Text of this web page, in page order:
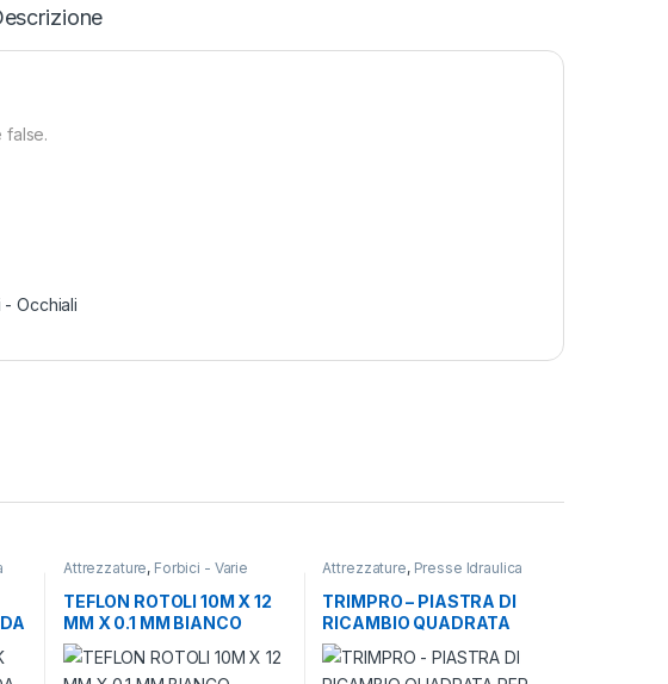
false.
Occhiali
Attrezzature, Forbici - Varie
TEFLON ROTOLI 10M X 12
MM X 0.1 MM BIANCO
Attrezzature, Presse Idraulica
TRIMPRO – PIASTRA DI
RICAMBIO QUADRATA
PER PRESSA 2 TONS –
JS02MOSQ